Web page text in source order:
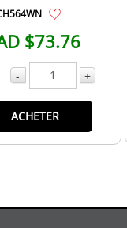
$73.76
- +
ACHETER